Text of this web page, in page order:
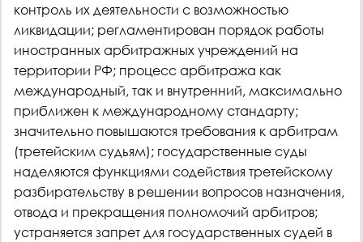
контроль их деятельности с возможностью
ликвидации; регламентирован порядок работы
иностранных арбитражных учреждений на
территории РФ; процесс арбитража как
международный, так и внутренний, максимально
приближен к международному стандарту;
значительно повышаются требования к арбитрам
(третейским судьям); государственные суды
наделяются функциями содействия третейскому
разбирательству в решении вопросов назначения,
отвода и прекращения полномочий арбитров;
устраняется запрет для государственных судей в